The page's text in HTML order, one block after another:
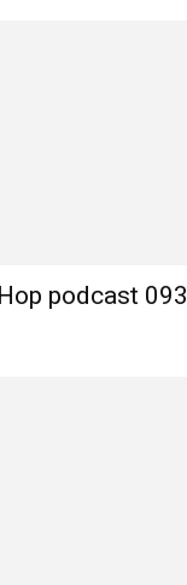
podcast 093